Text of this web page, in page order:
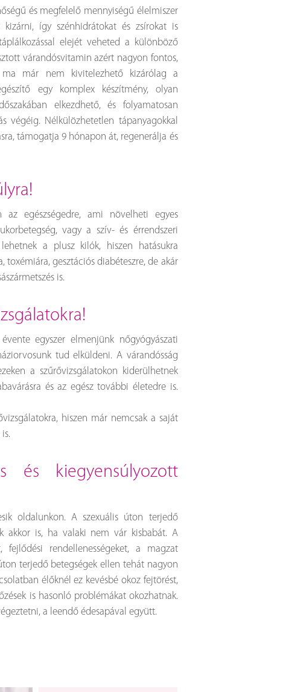
és megfelelő mennyiségű élelmiszer
kizárni, így szénhidrátokat és zsírokat is
elejét veheted a különböző
várandósvitamin azért nagyon fontos,
már nem kivitelezhető kizárólag a
egy komplex készítmény, olyan
elkezdhető, és folyamatosan
végéig. Nélkülözhetetlen tápanyagokkal
támogatja 9 hónapon át, regenerálja és
egészségedre, ami növelheti egyes
vagy a szív- és érrendszeri
a plusz kilók, hiszen hatásukra
toxémiára, gesztációs diabéteszre, de akár
is.
egyszer elmenjünk nőgyógyászati
tud elküldeni. A várandósság
a szűrővizsgálatokon kiderülhetnek
és az egész további életedre is.
hiszen már nemcsak a saját
oldalunkon. A szexuális úton terjedő
akkor is, ha valaki nem vár kisbabát. A
fejlődési rendellenességeket, a magzat
terjedő betegségek ellen tehát nagyon
élőknél ez kevésbé okoz fejtörést,
is hasonló problémákat okozhatnak.
a leendő édesapával együtt.